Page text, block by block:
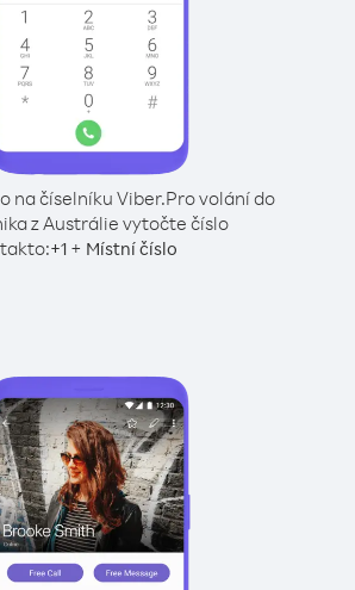
na číselníku Viber.Pro volání do
z Austrálie vytočte číslo
takto:+1+ Místní číslo